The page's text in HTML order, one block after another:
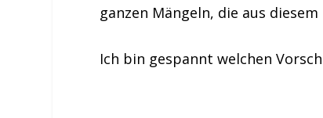
ganzen Mängeln, die aus
Ich bin gespannt welchen